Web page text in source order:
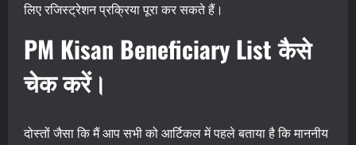
लिए रजिस्ट्रेशन प्रक्रिया पूरा कर सकते हैं।
PM Kisan Beneficiary List कैसे
चेक करें।
दोस्तों जैसा कि मैं आप सभी को आर्टिकल में पहले बताया है कि माननीय